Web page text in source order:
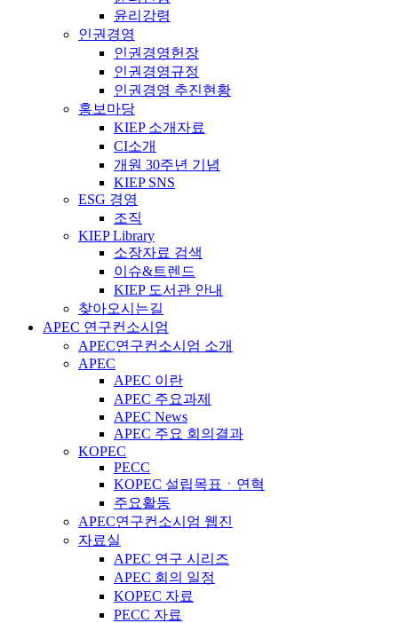
윤리강령
인권경영
인권경영헌장
인권경영규정
인권경영 추진현황
홍보마당
KIEP 소개자료
CI소개
개원 30주년 기념
KIEP SNS
ESG 경영
조직
KIEP Library
소장자료 검색
이슈&트렌드
KIEP 도서관 안내
찾아오시는길
APEC 연구컨소시엄
APEC연구컨소시엄 소개
APEC
APEC 이란
APEC 주요과제
APEC News
APEC 주요 회의결과
KOPEC
PECC
KOPEC 설립목표ㆍ연혁
주요활동
APEC연구컨소시엄 웹진
자료실
APEC 연구 시리즈
APEC 회의 일정
KOPEC 자료
PECC 자료